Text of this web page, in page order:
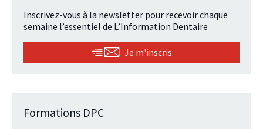
Inscrivez-vous à la newsletter pour recevoir chaque
semaine l’essentiel de L’Information Dentaire
Je m'inscris
Formations DPC